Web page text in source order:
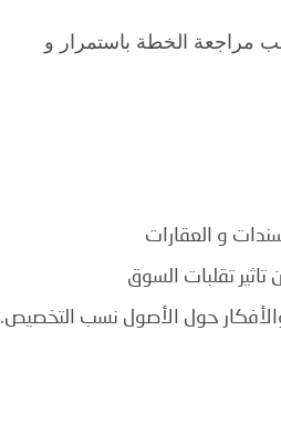
مراجعة الخطة باستمرار و
و العقارات
تقلبات السوق
والأفكار حول الأصول نسب التخصيص.